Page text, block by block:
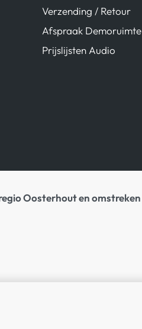
Verzending / Retour
Afspraak Demoruimte
Prijslijsten Audio
Oosterhout en omstreken